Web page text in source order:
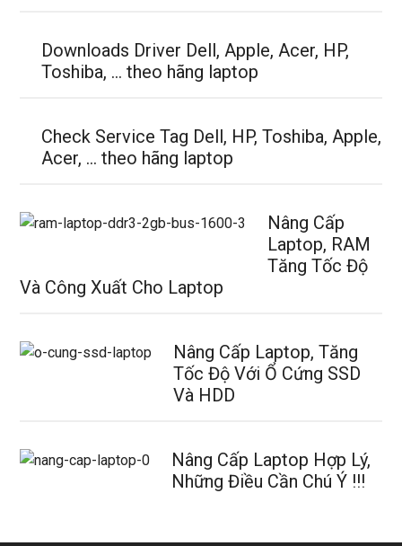
Downloads Driver Dell, Apple, Acer, HP,
Toshiba, … theo hãng laptop
Check Service Tag Dell, HP, Toshiba, Apple,
Acer, … theo hãng laptop
Nâng Cấp
Laptop, RAM
Tăng Tốc Độ
Và Công Xuất Cho Laptop
Nâng Cấp Laptop, Tăng
Tốc Độ Với Ổ Cứng SSD
Và HDD
Nâng Cấp Laptop Hợp Lý,
Những Điều Cần Chú Ý !!!